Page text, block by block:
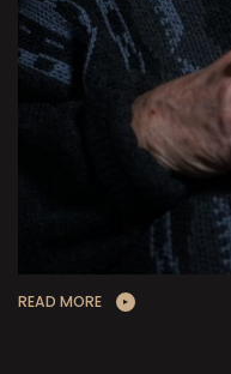
READ MORE